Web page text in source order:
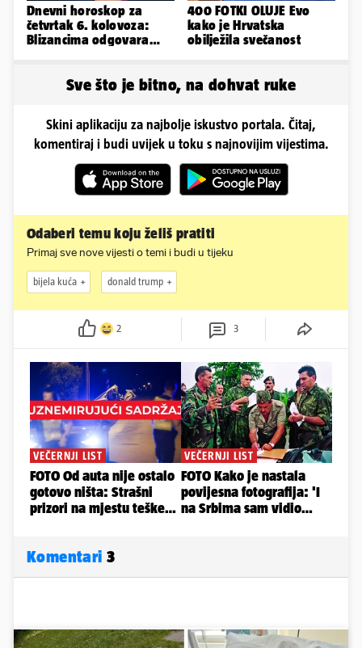
Dnevni horoskop za
četvrtak 6. kolovoza:
Blizancima odgovara
400 FOTKI OLUJE Evo
kako je Hrvatska
obilježila svečanost
Sve što je bitno, na dohvat ruke
Skini aplikaciju za najbolje iskustvo portala. Čitaj,
komentiraj i budi uvijek u toku s najnovijim vijestima.
Odaberi temu koju želiš pratiti
Primaj sve nove vijesti o temi i budi u tijeku
bijela kuća donald trump
2 3
Komentari 3